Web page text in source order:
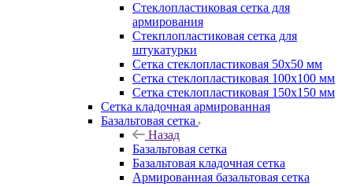
Стеклопластиковая сетка для
армирования
Стекплопластиковая сетка для
штукатурки
Сетка стеклопластиковая 50x50 мм
Сетка стеклопластиковая 100x100 мм
Сетка стеклопластиковая 150x150 мм
Сетка кладочная армированная
Базальтовая сетка
Назад
Базальтовая сетка
Базальтовая кладочная сетка
Армированная базальтовая сетка